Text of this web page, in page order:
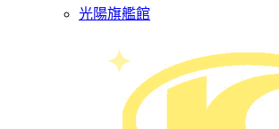
光陽旗艦館